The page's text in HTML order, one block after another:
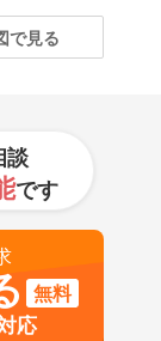
で見る
談
です
無料
応